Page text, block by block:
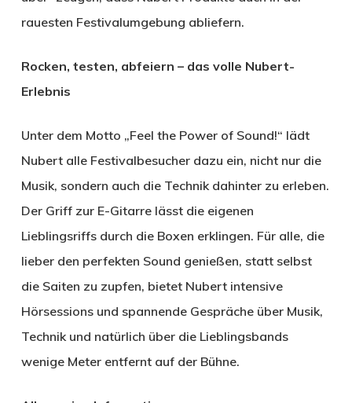
rauesten Festivalumgebung abliefern.
Rocken, testen, abfeiern – das volle Nubert-
Erlebnis
Unter dem Motto „Feel the Power of Sound!“ lädt
Nubert alle Festivalbesucher dazu ein, nicht nur die
Musik, sondern auch die Technik dahinter zu erleben.
Der Griff zur E-Gitarre lässt die eigenen
Lieblingsriffs durch die Boxen erklingen. Für alle, die
lieber den perfekten Sound genießen, statt selbst
die Saiten zu zupfen, bietet Nubert intensive
Hörsessions und spannende Gespräche über Musik,
Technik und natürlich über die Lieblingsbands
wenige Meter entfernt auf der Bühne.